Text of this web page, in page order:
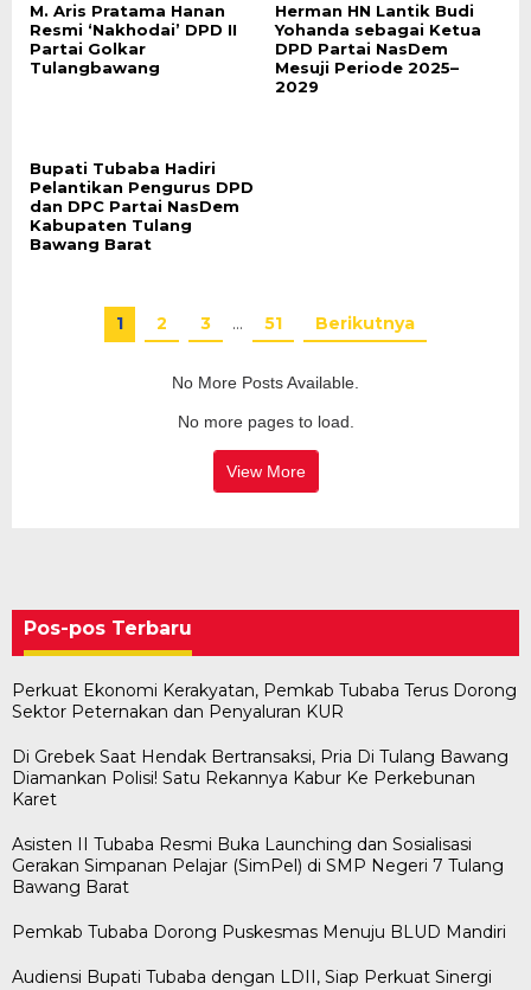
M. Aris Pratama Hanan
Resmi ‘Nakhodai’ DPD II
Partai Golkar
Tulangbawang
Herman HN Lantik Budi
Yohanda sebagai Ketua
DPD Partai NasDem
Mesuji Periode 2025–
2029
Bupati Tubaba Hadiri
Pelantikan Pengurus DPD
dan DPC Partai NasDem
Kabupaten Tulang
Bawang Barat
1 2 3 … 51 Berikutnya
No More Posts Available.
No more pages to load.
View More
Pos-pos Terbaru
Perkuat Ekonomi Kerakyatan, Pemkab Tubaba Terus Dorong
Sektor Peternakan dan Penyaluran KUR
Di Grebek Saat Hendak Bertransaksi, Pria Di Tulang Bawang
Diamankan Polisi! Satu Rekannya Kabur Ke Perkebunan
Karet
Asisten II Tubaba Resmi Buka Launching dan Sosialisasi
Gerakan Simpanan Pelajar (SimPel) di SMP Negeri 7 Tulang
Bawang Barat
Pemkab Tubaba Dorong Puskesmas Menuju BLUD Mandiri
Audiensi Bupati Tubaba dengan LDII, Siap Perkuat Sinergi